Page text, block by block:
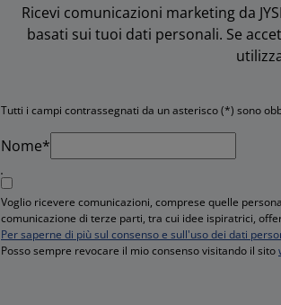
Ricevi comunicazioni marketing da
basati sui tuoi dati personali. Se
Tutti i campi contrassegnati da un asterisco (*) sono
Nome*
Voglio ricevere comunicazioni, comprese quelle
comunicazione di terze parti, tra cui idee ispiratrici,
Per saperne di più sul consenso e sull'uso dei dati
Posso sempre revocare il mio consenso visitando il sito